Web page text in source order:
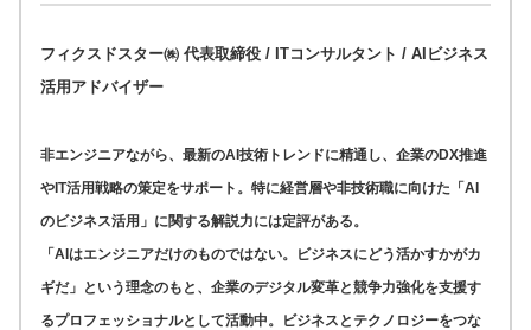
フィクスドスター㈱ 代表取締役 / ITコンサルタント / AIビジネス
活用アドバイザー
非エンジニアながら、最新のAI技術トレンドに精通し、企業のDX推進
やIT活用戦略の策定をサポート。特に経営層や非技術職に向けた「AI
のビジネス活用」に関する解説力には定評がある。
「AIはエンジニアだけのものではない。ビジネスにどう活かすかがカ
ギだ」という理念のもと、企業のデジタル変革と競争力強化を支援す
るプロフェッショナルとして活動中。ビジネスとテクノロジーをつな